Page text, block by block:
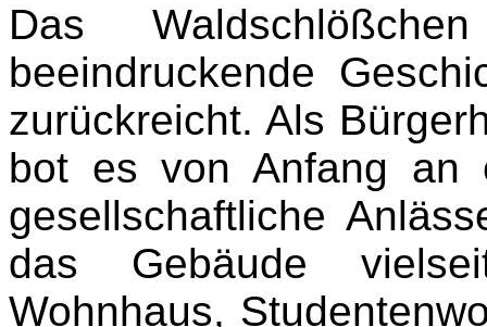
Das
beeindruckende
zurückreicht. Als
bot es von Anfang an
gesellschaftliche
das Gebäude
Wohnhaus,